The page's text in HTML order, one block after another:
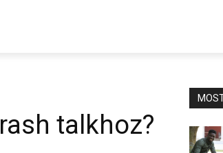
talkhoz?